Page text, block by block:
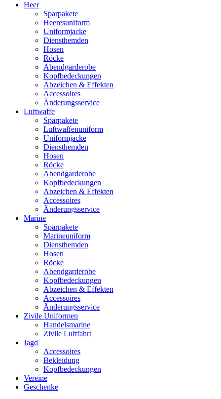
Heer
Sparpakete
Heeresuniform
Uniformjacke
Diensthemden
Hosen
Röcke
Abendgarderobe
Kopfbedeckungen
Abzeichen & Effekten
Accessoires
Änderungsservice
Luftwaffe
Sparpakete
Luftwaffenuniform
Uniformjacke
Diensthemden
Hosen
Röcke
Abendgarderobe
Kopfbedeckungen
Abzeichen & Effekten
Accessoires
Änderungsservice
Marine
Sparpakete
Marineuniform
Diensthemden
Hosen
Röcke
Abendgarderobe
Kopfbedeckungen
Abzeichen & Effekten
Accessoires
Änderungsservice
Zivile Uniformen
Handelsmarine
Zivile Luftfahrt
Jagd
Accessoires
Bekleidung
Kopfbedeckungen
Vereine
Geschenke